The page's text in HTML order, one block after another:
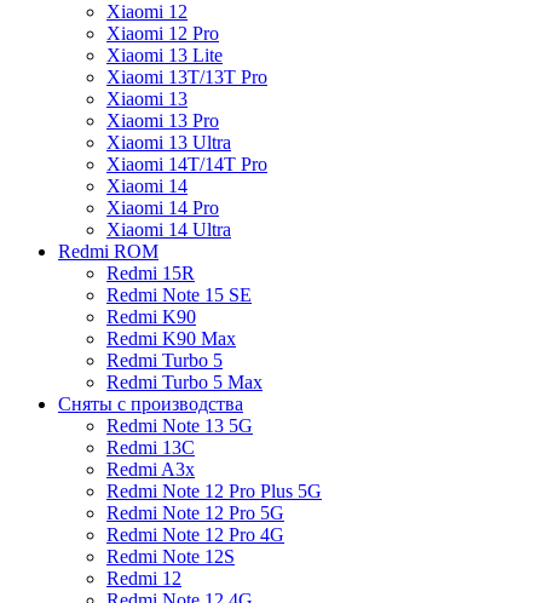
Xiaomi 12
Xiaomi 12 Pro
Xiaomi 13 Lite
Xiaomi 13T/13T Pro
Xiaomi 13
Xiaomi 13 Pro
Xiaomi 13 Ultra
Xiaomi 14T/14T Pro
Xiaomi 14
Xiaomi 14 Pro
Xiaomi 14 Ultra
Redmi ROM
Redmi 15R
Redmi Note 15 SE
Redmi K90
Redmi K90 Max
Redmi Turbo 5
Redmi Turbo 5 Max
Сняты с производства
Redmi Note 13 5G
Redmi 13C
Redmi A3x
Redmi Note 12 Pro Plus 5G
Redmi Note 12 Pro 5G
Redmi Note 12 Pro 4G
Redmi Note 12S
Redmi 12